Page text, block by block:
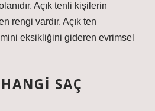
Açık tenli kişilerin
rengi vardır. Açık ten
eksikliğini gideren evrimsel
SAÇ